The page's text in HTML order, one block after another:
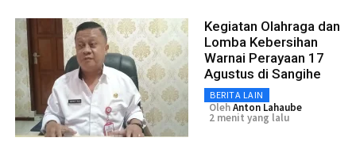
Kegiatan Olahraga dan
Lomba Kebersihan
Warnai Perayaan 17
Agustus di Sangihe
BERITA LAIN
OlehAnton Lahaube
2 menit yang lalu